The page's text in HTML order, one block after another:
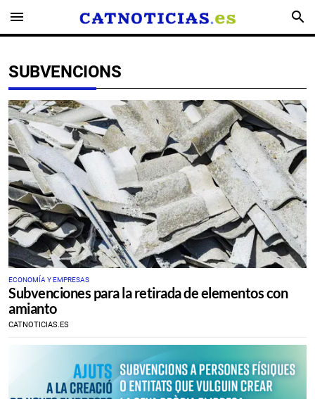
menu search
SUBVENCIONS
ECONOMÍA Y EMPRESAS
Subvenciones para la retirada de elementos con
amianto
CATNOTICIAS.ES